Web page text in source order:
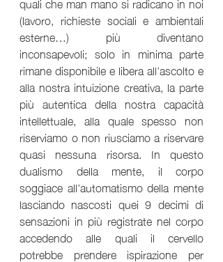
(lavoro, richieste sociali e ambientali
esterne…) più diventano
inconsapevoli; solo in minima parte
rimane disponibile e libera all’ascolto e
alla nostra intuizione creativa, la parte
più autentica della nostra capacità
intellettuale, alla quale spesso non
riserviamo o non riusciamo a riservare
quasi nessuna risorsa. In questo
dualismo della mente, il corpo
soggiace all’automatismo della mente
lasciando nascosti quei 9 decimi di
sensazioni in più registrate nel corpo
accedendo alle quali il cervello
potrebbe prendere ispirazione per